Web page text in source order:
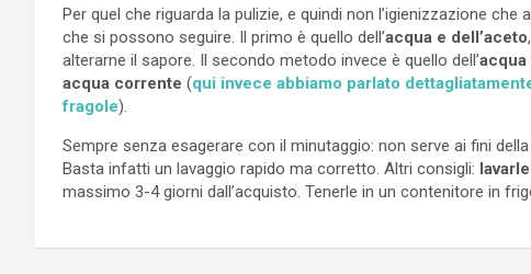
Per quel che riguarda la pulizie, e quindi non l’igienizzazione
che si possono seguire. Il primo è quello dell’acqua e dell’aceto
alterarne il sapore. Il secondo metodo invece è quello dell’
acqua corrente (qui invece abbiamo parlato
fragole).
Sempre senza esagerare con il minutaggio: non serve ai fini
Basta infatti un lavaggio rapido ma corretto. Altri consigli:
massimo 3-4 giorni dall’acquisto. Tenerle in un contenitore in